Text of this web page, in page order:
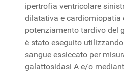
ipertrofia ventricolare
dilatativa e cardiomiopatia
potenziamento tardivo del
è stato eseguito
sangue essiccato per
galattosidasi A e/o